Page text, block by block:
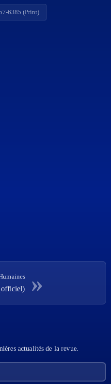
6385 (Print)
actualités de la revue.